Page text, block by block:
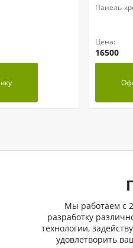
Панель-
Цена:
16500
Мы работаем с
разработку
технологии,
удовлетворить